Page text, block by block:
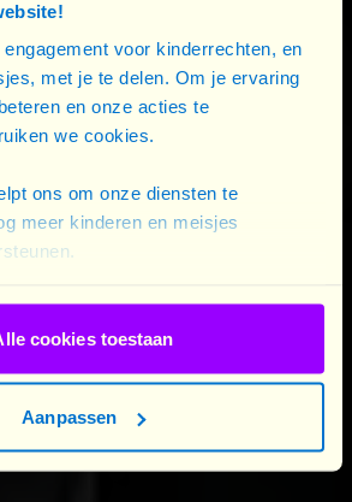
voor kinderrechten, en
met je te delen. Om je ervaring
en onze acties te
we cookies.
ons om onze diensten te
meer kinderen en meisjes
cookies toestaan
Aanpassen
en faveur de nos
ici notre nouveau logo.
à destination des écoles
à propos de Plan
que vous pouvez adapter
public à propos de Plan
de nos projets, de nos